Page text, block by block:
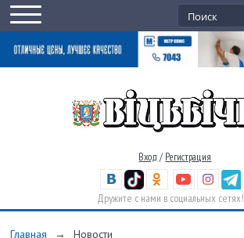
Вход / Регистрация
Дружите с нами в социальных сетях!
Главная → Новости